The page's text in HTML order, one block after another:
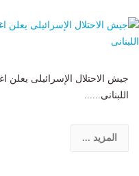
جيش الاحتلال الإسرائيلى يعلن
اللبنانى......
المزيد ...